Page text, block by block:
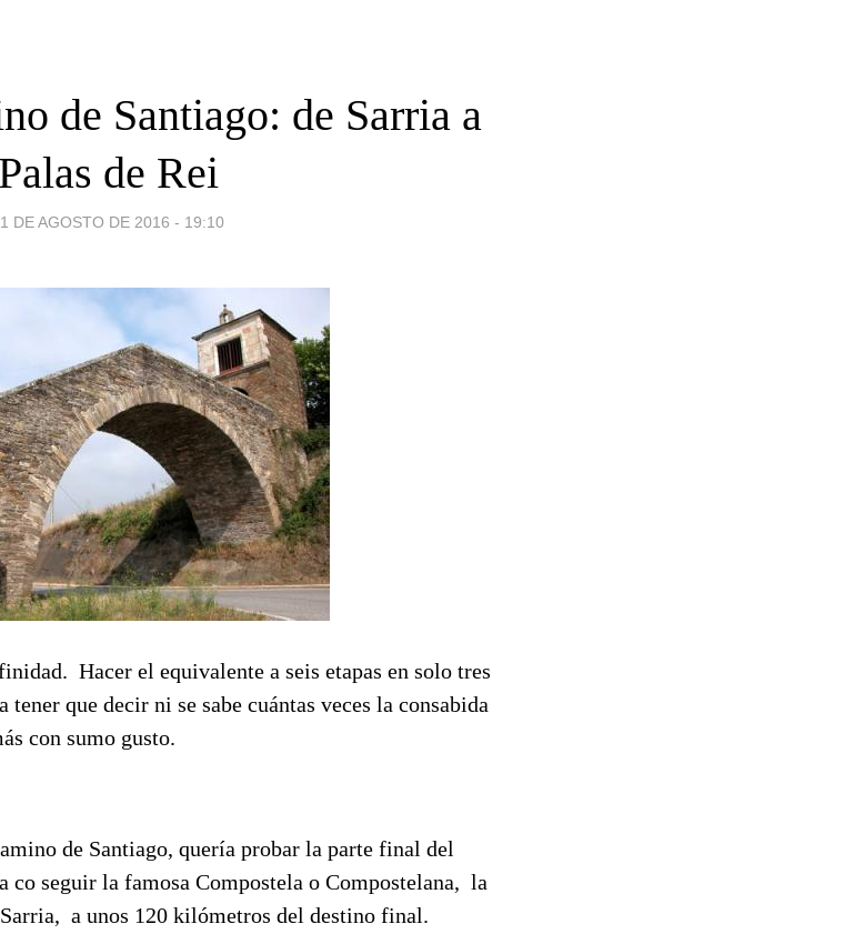
de Santiago: de Sarria a
Palas de Rei
DE AGOSTO DE 2016 - 19:10
Hacer el equivalente a seis etapas en solo tres
tener que decir ni se sabe cuántas veces la consabida
con sumo gusto.
de Santiago, quería probar la parte final del
co seguir la famosa Compostela o Compostelana, la
a unos 120 kilómetros del destino final.